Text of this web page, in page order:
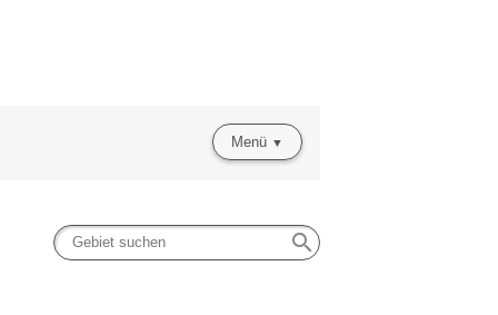
Menü
search